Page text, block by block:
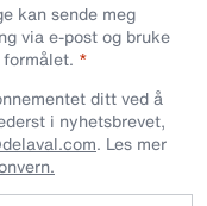
kan sende meg
via e-post og bruke
ditt ved å
i nyhetsbrevet,
. Les mer